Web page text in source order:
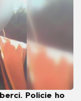
Policie ho